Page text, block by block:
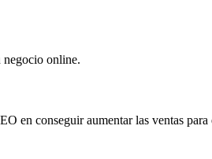
negocio online.
en conseguir aumentar las ventas